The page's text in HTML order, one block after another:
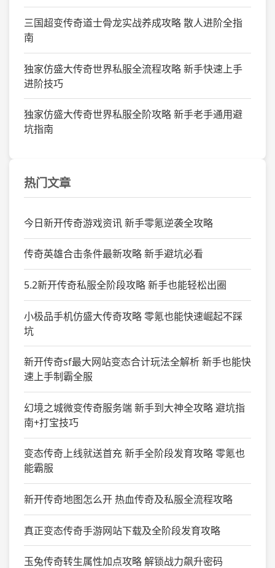
三国超变传奇道士骨龙实战养成攻略 散人进阶全指
南
独家仿盛大传奇世界私服全流程攻略 新手快速上手
进阶技巧
独家仿盛大传奇世界私服全阶攻略 新手老手通用避
坑指南
热门文章
今日新开传奇游戏资讯 新手零氪逆袭全攻略
传奇英雄合击条件最新攻略 新手避坑必看
5.2新开传奇私服全阶段攻略 新手也能轻松出圈
小极品手机仿盛大传奇攻略 零氪也能快速崛起不踩
坑
新开传奇sf最大网站变态合计玩法全解析 新手也能快
速上手制霸全服
幻境之城微变传奇服务端 新手到大神全攻略 避坑指
南+打宝技巧
变态传奇上线就送首充 新手全阶段发育攻略 零氪也
能霸服
新开传奇地图怎么开 热血传奇及私服全流程攻略
真正变态传奇手游网站下载及全阶段发育攻略
玉兔传奇转生属性加点攻略 解锁战力飙升密码